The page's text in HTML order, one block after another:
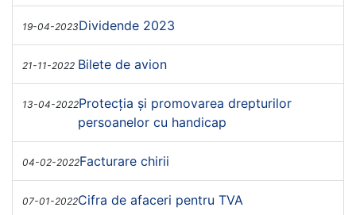
19-04-2023Dividende 2023
21-11-2022 Bilete de avion
13-04-2022Protecția și promovarea drepturilor
persoanelor cu handicap
04-02-2022Facturare chirii
07-01-2022Cifra de afaceri pentru TVA